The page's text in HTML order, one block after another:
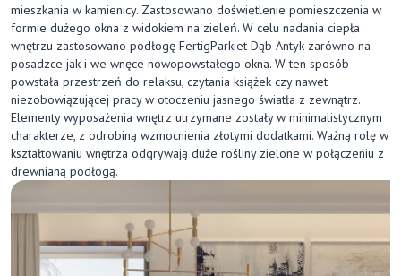
mieszkania w kamienicy. Zastosowano doświetlenie pomieszczenia w
formie dużego okna z widokiem na zieleń. W celu nadania ciepła
wnętrzu zastosowano podłogę FertigParkiet Dąb Antyk zarówno na
posadzce jak i we wnęce nowopowstałego okna. W ten sposób
powstała przestrzeń do relaksu, czytania książek czy nawet
niezobowiązującej pracy w otoczeniu jasnego światła z zewnątrz.
Elementy wyposażenia wnętrz utrzymane zostały w minimalistycznym
charakterze, z odrobiną wzmocnienia złotymi dodatkami. Ważną rolę w
kształtowaniu wnętrza odgrywają duże rośliny zielone w połączeniu z
drewnianą podłogą.